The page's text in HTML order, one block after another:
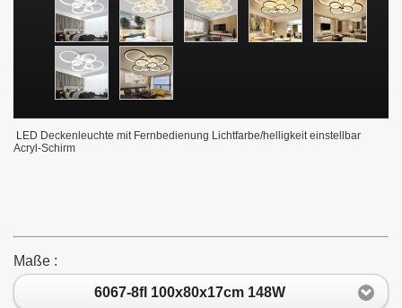
LED Deckenleuchte mit Fernbedienung Lichtfarbe/helligkeit einstellbar
Acryl-Schirm
Maße :
6067-8fl 100x80x17cm 148W